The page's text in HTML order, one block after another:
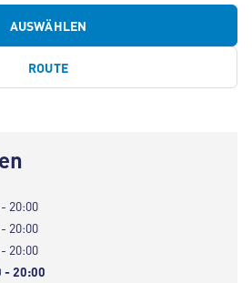
AUSWÄHLEN
ROUTE
20:00
20:00
20:00
- 20:00